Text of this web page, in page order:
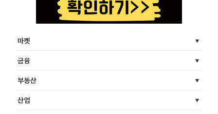
마켓
금융
부동산
산업